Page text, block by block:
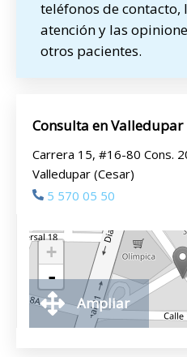
teléfonos de contacto,
atención y las
otros pacientes.
Consulta en Valledupar
Carrera 15, #16-80 Cons.
Valledupar (Cesar)
5 570 05 50
+
-
Ampliar